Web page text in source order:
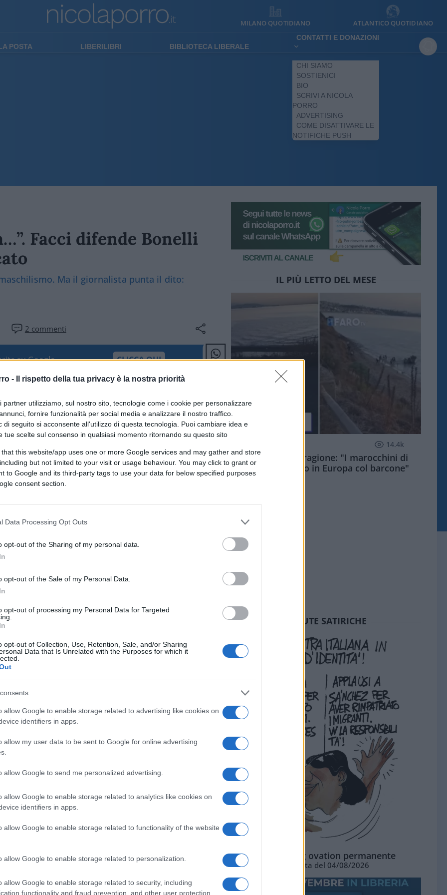
- Il rispetto della tua privacy è la nostra priorità
partner utilizziamo, sul nostro sito, tecnologie come i cookie per personalizzare
fornire funzionalità per social media e analizzare il nostro traffico.
di seguito si acconsente all'utilizzo di questa tecnologia. Puoi cambiare idea e
tue scelte sul consenso in qualsiasi momento ritornando su questo sito
that this website/app uses one or more Google services and may gather and store
but not limited to your visit or usage behaviour. You may click to grant or
to Google and its third-party tags to use your data for below specified purposes
consent section.
Data Processing Opt Outs
opt-out of the Sharing of my personal data.
opt-out of the Sale of my Personal Data.
opt-out of processing my Personal Data for Targeted
opt-out of Collection, Use, Retention, Sale, and/or Sharing
Data that Is Unrelated with the Purposes for which it
allow Google to enable storage related to advertising like cookies on
identifiers in apps.
allow my user data to be sent to Google for online advertising
allow Google to send me personalized advertising.
allow Google to enable storage related to analytics like cookies on
identifiers in apps.
allow Google to enable storage related to functionality of the website
allow Google to enable storage related to personalization.
allow Google to enable storage related to security, including
functionality and fraud prevention, and other user protection.
MILANO QUOTIDIANO ATLANTICO QUOTIDIANO
POSTA LIBERILIBRI BIBLIOTECA LIBERALE
CONTATTI E DONAZIONI
CHI SIAMO
SOSTIENICI
BIO
SCRIVI A NICOLA
PORRO
ADVERTISING
COME DISATTIVARE LE
NOTIFICHE PUSH
Facci difende Bonelli
Ma il giornalista punta il dito:
2 commenti
su Google CLICCA QUI
0:00 0:27
01:10
Evi
daFilippo Facci.
– fa notare il giornalista – dal
è una donna. La portavoce
Evi che imbarazza Bonelli
FACCI #STASERA ITALIA
2
IL PIÙ LETTO DEL MESE
14.4k
Meloni aveva ragione: "I marocchini di
Ceuta sbarcano in Europa col barcone"
SEDUTE SATIRICHE
La standing ovation permanente
Vignetta del 04/08/2026